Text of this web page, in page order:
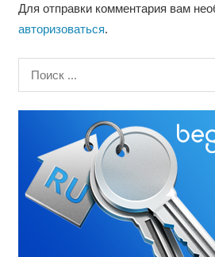
Для отправки комментария вам
авторизоваться.